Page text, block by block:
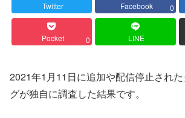
Twitter Facebook 0
Pocket 0 LINE
2021年1月11日に追加や配信停止され
グが独自に調査した結果です。